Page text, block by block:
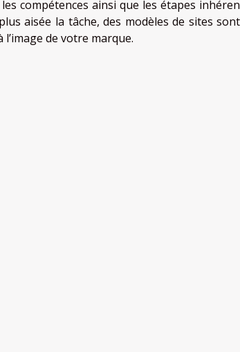
compétences ainsi que les étapes
aisée la tâche, des modèles de sites
de votre marque.